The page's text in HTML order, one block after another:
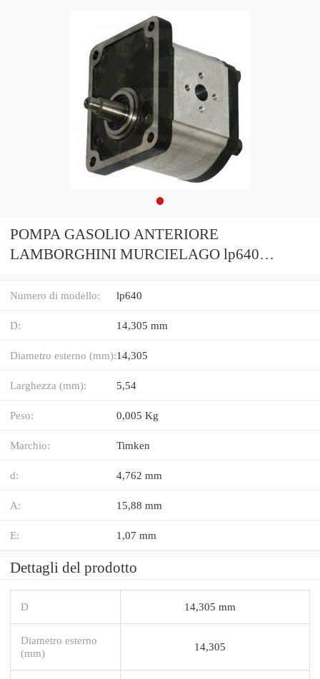
POMPA GASOLIO ANTERIORE
LAMBORGHINI MURCIELAGO lp640
Numero di modello: lp640
D: 14,305 mm
Diametro esterno (mm):14,305
Larghezza (mm): 5,54
Peso: 0,005 Kg
Marchio: Timken
d: 4,762 mm
A: 15,88 mm
E: 1,07 mm
Dettagli del prodotto
D 14,305 mm
Diametro esterno
(mm)
14,305